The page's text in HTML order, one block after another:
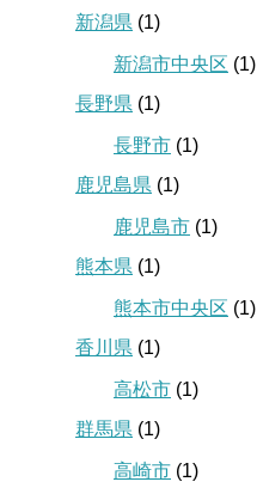
新潟県 (1)
新潟市中央区 (1)
長野県 (1)
長野市 (1)
鹿児島県 (1)
鹿児島市 (1)
熊本県 (1)
熊本市中央区 (1)
香川県 (1)
高松市 (1)
群馬県 (1)
高崎市 (1)